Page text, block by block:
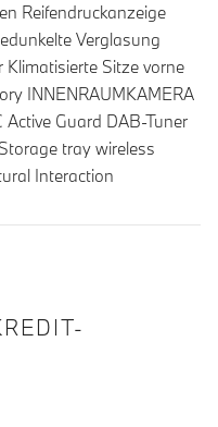
Reifendruckanzeige
Verglasung
Klimatisierte Sitze vorne
INNENRAUMKAMERA
Active Guard DAB-Tuner
tray wireless
Interaction